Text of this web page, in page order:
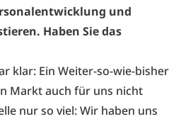
und
Haben Sie das
klar: Ein Weiter-so-wie-bisher
Markt auch für uns nicht
nur so viel: Wir haben uns